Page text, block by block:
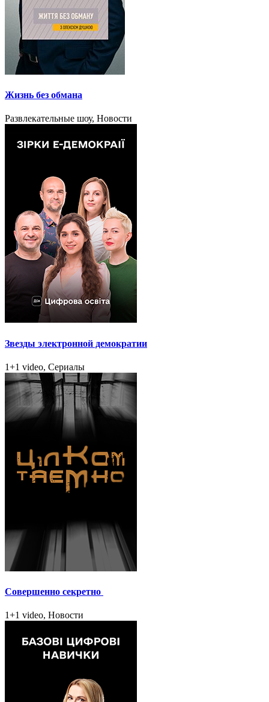
Жизнь без обмана
Развлекательные шоу, Новости
Звезды электронной демократии
1+1 video, Сериалы
Совершенно секретно
1+1 video, Новости